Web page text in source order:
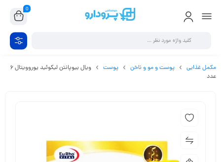
0
مکمل غذایی پوست و مو و ناخن پوست
ویال بیوپانتن لیکوئید یوروویتال 6
عدد